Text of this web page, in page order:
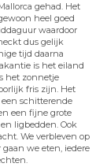
gehad. Het
heel goed
waardoor
dus gelijk
tijd daarna
is het eiland
het zonnetje
fris zijn. Het
schitterende
een fijne grote
ligbedden. Ook
We verbleven op
we eten, iedere